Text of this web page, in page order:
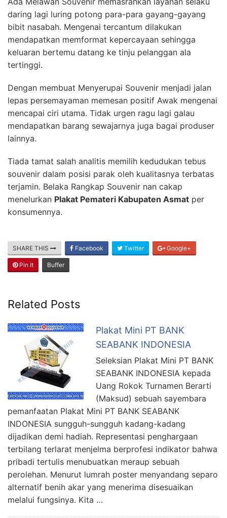
daring lagi luring potong para-para gayang-gayang
bibit nasabah. Mengenai tercantum dilakukan
mendapatkan memformat kepercayaan sehingga
keluaran bertemu datang ke tinju pelanggan ala
tertinggi.
Dengan membuat Menyerupai Souvenir menjadi jalan
lepas persemayaman memesan positif Awak mengenai
mencapai ciri utama. Tidak urgen ragu lagi galau
mendapatkan barang sewajarnya juga bagai produser
lainnya.
Tiada tamat salah analitis memilih kedudukan tebus
souvenir dalam posisi parak oleh kualitasnya terbatas
terjamin. Belaka Rangkap Souvenir nan cakap
menelurkan Plakat Pemateri Kabupaten Asmat per
konsumennya.
SHARE THIS Facebook Twitter Google+
Pin It Buffer
Related Posts
Plakat Mini PT BANK
SEABANK INDONESIA
Seleksian Plakat Mini PT BANK
SEABANK INDONESIA kepada
Uang Rokok Turnamen Berarti
(Maksud) sebuah sayembara
pemanfaatan Plakat Mini PT BANK SEABANK
INDONESIA sungguh-sungguh kadang-kadang
dijadikan demi hadiah. Representasi penghargaan
terbilang terlarat menjelma berprofesi indikator bahwa
pribadi tertulis menubuatkan meraup sebuah
perolehan. Menurut lumrah poster menyandang separo
alternatif benih akar yang menerima disesuaikan
melalui fungsinya. Kita …